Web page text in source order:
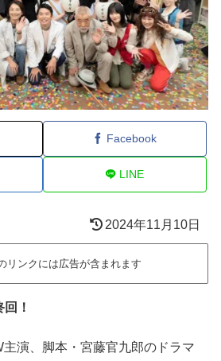
Facebook
LINE
2024年11月10日
リンクには広告が含まれます
！
演、脚本・宮藤官九郎のドラマ